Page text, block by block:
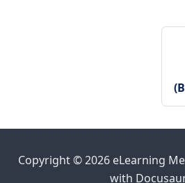
Copyright © 2026 eLearning
with